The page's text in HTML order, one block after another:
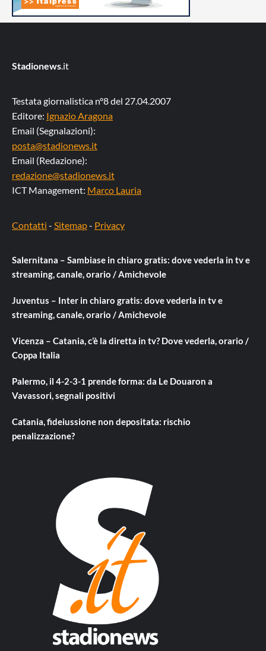
Stadionews.it
Testata giornalistica n°8 del 27.04.2007
Editore: Ignazio Aragona
Email (Segnalazioni):
posta@stadionews.it
Email (Redazione):
redazione@stadionews.it
ICT Management: Marco Lauria
Contatti - Sitemap- Privacy
Salernitana – Sambiase in chiaro gratis: dove vederla in tv e
streaming, canale, orario / Amichevole
Juventus – Inter in chiaro gratis: dove vederla in tv e
streaming, canale, orario / Amichevole
Vicenza – Catania, c’è la diretta in tv? Dove vederla, orario /
Coppa Italia
Palermo, il 4-2-3-1 prende forma: da Le Douaron a
Vavassori, segnali positivi
Catania, fideiussione non depositata: rischio
penalizzazione?